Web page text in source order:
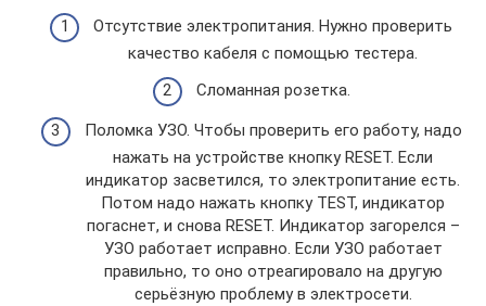
Отсутствие электропитания. Нужно проверить
качество кабеля с помощью тестера.
Сломанная розетка.
Поломка УЗО. Чтобы проверить его работу, надо
нажать на устройстве кнопку RESET. Если
индикатор засветился, то электропитание есть.
Потом надо нажать кнопку TEST, индикатор
погаснет, и снова RESET. Индикатор загорелся –
УЗО работает исправно. Если УЗО работает
правильно, то оно отреагировало на другую
серьёзную проблему в электросети.